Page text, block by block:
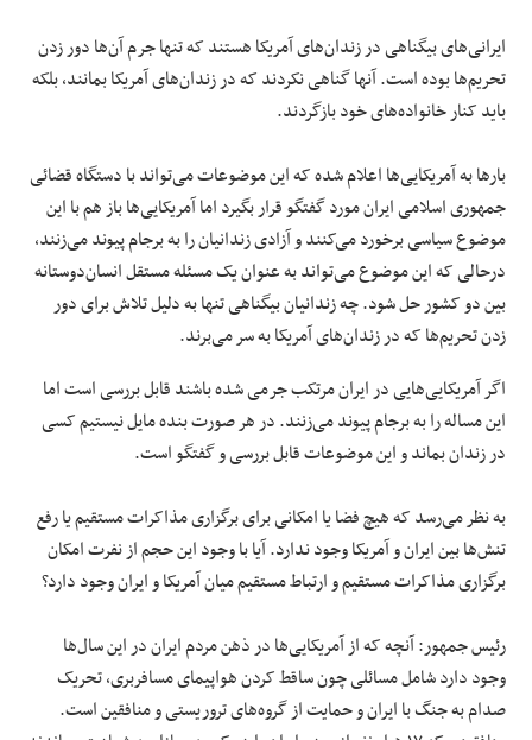
ایرانی‌های بیگناهی در زندان‌های آمریکا هستند که تنها جرم آن‌ها دور زدن
تحریم‌ها بوده است. آنها گناهی نکردند که در زندان‌های آمریکا بمانند، بلکه
باید کنار خانواده‌های خود بازگردند.
بارها به آمریکایی‌ها اعلام شده که این موضوعات می‌تواند با دستگاه قضائی
جمهوری اسلامی ایران مورد گفتگو قرار بگیرد اما آمریکایی‌ها باز هم با این
موضوع سیاسی برخورد می‌کنند و آزادی زندانیان را به برجام پیوند می‌زنند،
درحالی که این موضوع می‌تواند به عنوان یک مسئله مستقل انسان‌دوستانه
بین دو کشور حل شود. چه زندانیان بیگناهی تنها به دلیل تلاش برای دور
زدن تحریم‌ها که در زندان‌های آمریکا به سر می‌برند.
اگر آمریکایی‌هایی در ایران مرتکب جرمی شده باشند قابل بررسی است اما
این مساله را به برجام پیوند می‌زنند. در هر صورت بنده مایل نیستیم کسی
در زندان بماند و این موضوعات قابل بررسی و گفتگو است.
به نظر می‌رسد که هیچ فضا یا امکانی برای برگزاری مذاکرات مستقیم یا رفع
تنش‌ها بین ایران و آمریکا وجود ندارد. آیا با وجود این حجم از نفرت امکان
برگزاری مذاکرات مستقیم و ارتباط مستقیم میان آمریکا و ایران وجود دارد؟
رئیس جمهور: آنچه که از آمریکایی‌ها در ذهن مردم ایران در این سال‌ها
وجود دارد شامل مسائلی چون ساقط کردن هواپیمای مسافربری، تحریک
صدام به جنگ با ایران و حمایت از گروه‌های تروریستی و منافقین است.